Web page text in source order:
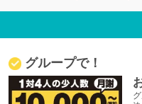
グループで！